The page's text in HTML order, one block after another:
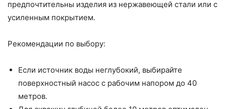
предпочтительны изделия из нержавеющей стали или с
усиленным покрытием.
Рекомендации по выбору:
Если источник воды неглубокий, выбирайте
поверхностный насос с рабочим напором до 40
метров.